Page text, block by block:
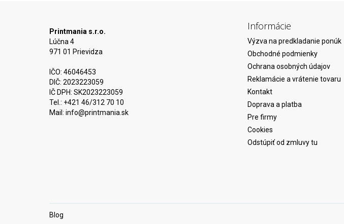
Printmania s.r.o.
Lúčna 4
971 01 Prievidza
IČO: 46046453
DIČ: 2023223059
IČ DPH: SK2023223059
Tel.: +421 46/312 70 10
Mail: info@printmania.sk
Informácie
Výzva na predkladanie ponúk
Obchodné podmienky
Ochrana osobných údajov
Reklamácie a vrátenie tovaru
Kontakt
Doprava a platba
Pre firmy
Cookies
Odstúpiť od zmluvy tu
Blog